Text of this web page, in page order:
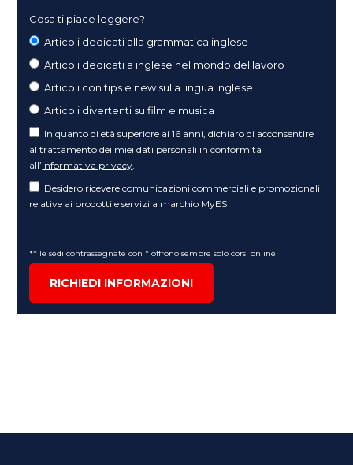
Cosa ti piace leggere?
Articoli dedicati alla grammatica inglese
Articoli dedicati a inglese nel mondo del lavoro
Articoli con tips e new sulla lingua inglese
Articoli divertenti su film e musica
In quanto di età superiore ai 16 anni, dichiaro di acconsentire
al trattamento dei miei dati personali in conformità
all’informativa privacy
Desidero ricevere comunicazioni commerciali e promozionali
relative ai prodotti e servizi a marchio MyES
** le sedi contrassegnate con * offrono sempre solo corsi online
RICHIEDI INFORMAZIONI